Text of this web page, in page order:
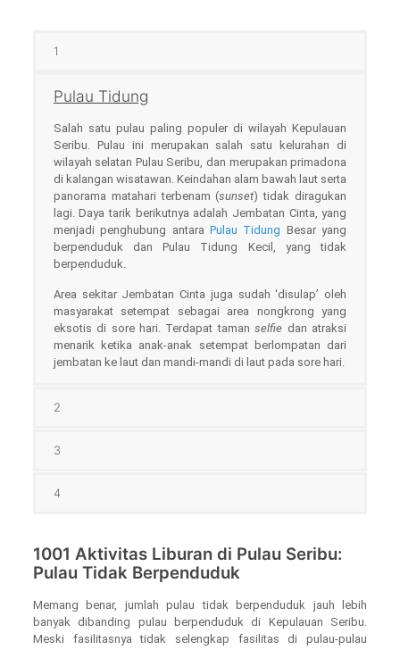
1
Pulau Tidung
Salah satu pulau paling populer di wilayah Kepulauan
Seribu. Pulau ini merupakan salah satu kelurahan di
wilayah selatan Pulau Seribu, dan merupakan primadona
di kalangan wisatawan. Keindahan alam bawah laut serta
panorama matahari terbenam (sunset) tidak diragukan
lagi. Daya tarik berikutnya adalah Jembatan Cinta, yang
menjadi penghubung antara Pulau Tidung Besar yang
berpenduduk dan Pulau Tidung Kecil, yang tidak
berpenduduk.
Area sekitar Jembatan Cinta juga sudah ‘disulap’ oleh
masyarakat setempat sebagai area nongkrong yang
eksotis di sore hari. Terdapat tamanselfie dan atraksi
menarik ketika anak-anak setempat berlompatan dari
jembatan ke laut dan mandi-mandi di laut pada sore hari.
2
3
4
1001 Aktivitas Liburan di Pulau Seribu:
Pulau Tidak Berpenduduk
Memang benar, jumlah pulau tidak berpenduduk jauh lebih
banyak dibanding pulau berpenduduk di Kepulauan Seribu.
Meski fasilitasnya tidak selengkap fasilitas di pulau-pulau